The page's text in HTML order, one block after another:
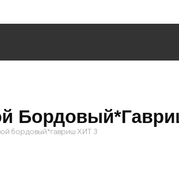
бордовый*гавриш ХИТ 3